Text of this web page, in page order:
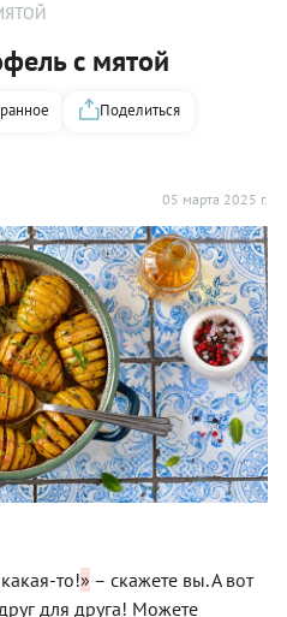
с мятой
05 марта 2025 г.
Поделиться
то!» – скажете вы. А вот
для друга! Можете